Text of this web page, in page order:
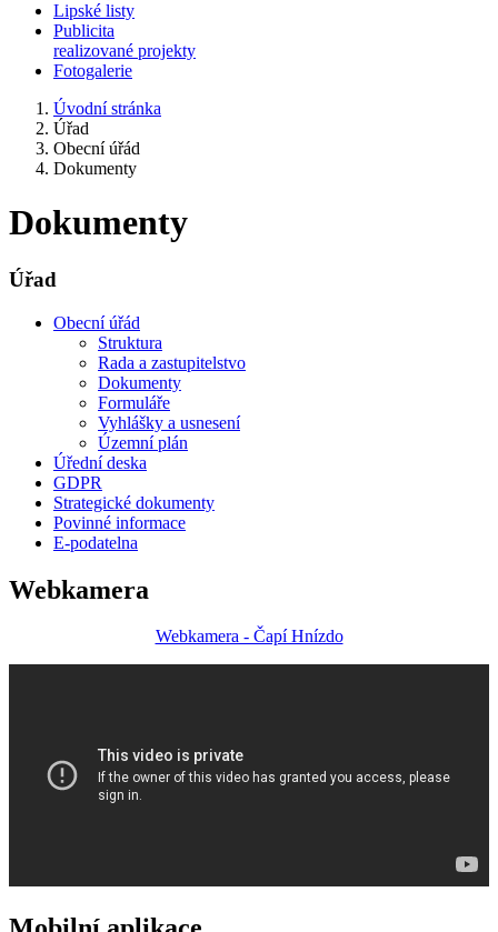
Lipské listy
Publicita
realizované projekty
Fotogalerie
Úvodní stránka
Úřad
Obecní úřád
Dokumenty
Dokumenty
Úřad
Obecní úřád
Struktura
Rada a zastupitelstvo
Dokumenty
Formuláře
Vyhlášky a usnesení
Územní plán
Úřední deska
GDPR
Strategické dokumenty
Povinné informace
E-podatelna
Webkamera
Webkamera - Čapí Hnízdo